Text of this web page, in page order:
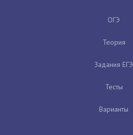
ОГЭ
Теория
Задания ЕГЭ
Тесты
Варианты